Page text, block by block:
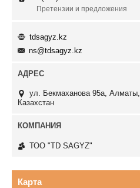
Претензии и предложения
tdsagyz.kz
ns@tdsagyz.kz
ул. Бекмаханова 95а, Алматы,
Казахстан
ТОО "TD SAGYZ"
Карта